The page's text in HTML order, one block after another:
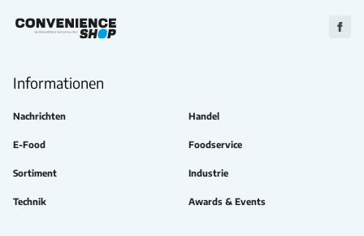
Zu
Informationen
Nachrichten Handel
E-Food Foodservice
Sortiment Industrie
Technik Awards & Events